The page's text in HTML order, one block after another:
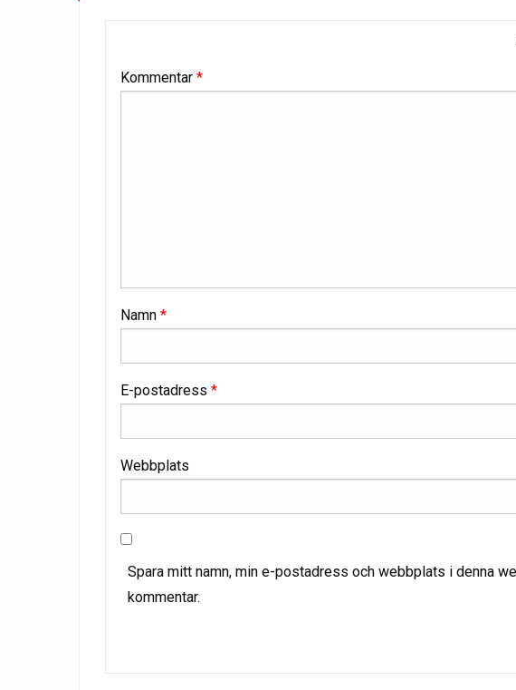
Kommentar *
Namn *
E-postadress *
Webbplats
Spara mitt namn, min e-postadress och webbplats i denna
kommentar.